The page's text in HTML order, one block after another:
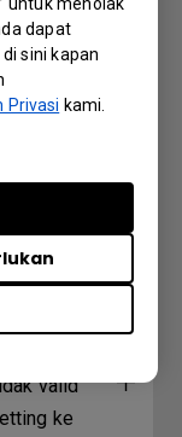
dapat
sini kapan
Privasi kami.
Cloud
DMS
jauh?
valid"
ke